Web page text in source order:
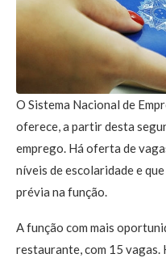
O Sistema Nacional de
oferece, a partir desta
emprego. Há oferta de
níveis de escolaridade e
prévia na função.
A função com mais
restaurante, com 15 vagas.